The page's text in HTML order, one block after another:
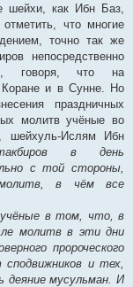
шейхи, как Ибн Баз,
что многие
точно так же
непосредственно
говоря, что на
Коране и в Сунне. Но
праздничных
молитв учёные во
шейхуль-Ислям Ибн
в день
с той стороны,
молитв, в чём все
учёные в том, что, в
молитв в эти дни
пророческого
и тех,
деяние мусульман. И